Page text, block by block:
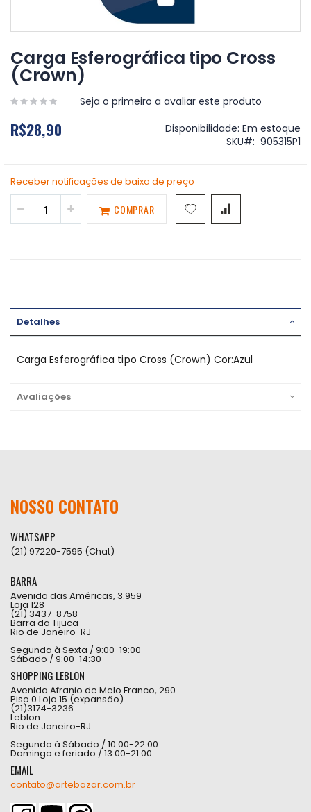
para
o
início
da
Galeria
imagens
Carga Esferográfica tipo Cross
(Crown)
Seja o primeiro a avaliar este produto
R$28,90 Disponibilidade: Em estoque
SKU
905315P1
Receber notificações de baixa de preço
COMPRAR
Detalhes
Carga Esferográfica tipo Cross (Crown) Cor:Azul
Avaliações
NOSSO CONTATO
WHATSAPP
(21) 97220-7595 (Chat)
BARRA
Avenida das Américas, 3.959
Loja 128
(21) 3437-8758
Barra da Tijuca
Rio de Janeiro-RJ
Segunda à Sexta / 9:00-19:00
Sábado / 9:00-14:30
SHOPPING LEBLON
Avenida Afranio de Melo Franco, 290
Piso 0 Loja 15 (expansão)
(21)3174-3236
Leblon
Rio de Janeiro-RJ
Segunda à Sábado / 10:00-22:00
Domingo e feriado / 13:00-21:00
EMAIL
contato@artebazar.com.br